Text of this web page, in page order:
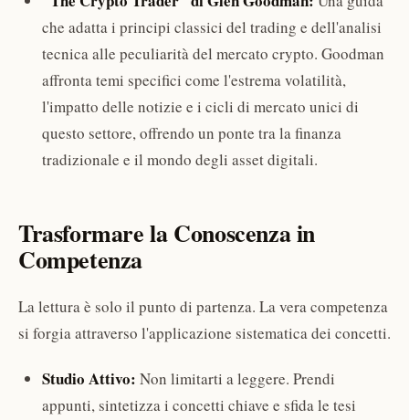
che adatta i principi classici del trading e dell'analisi
tecnica alle peculiarità del mercato crypto. Goodman
affronta temi specifici come l'estrema volatilità,
l'impatto delle notizie e i cicli di mercato unici di
questo settore, offrendo un ponte tra la finanza
tradizionale e il mondo degli asset digitali.
Trasformare la Conoscenza in
Competenza
La lettura è solo il punto di partenza. La vera competenza
si forgia attraverso l'applicazione sistematica dei concetti.
Studio Attivo: Non limitarti a leggere. Prendi
appunti, sintetizza i concetti chiave e sfida le tesi